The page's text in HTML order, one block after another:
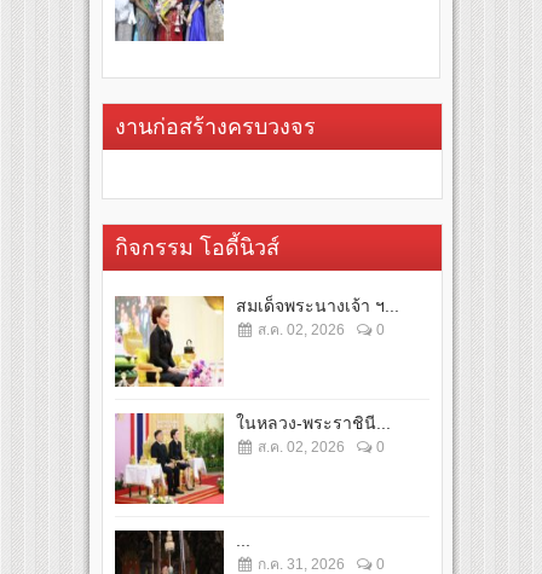
งานก่อสร้างครบวงจร
กิจกรรม โอดี้นิวส์
สมเด็จพระนางเจ้า ฯ...
ส.ค. 02, 2026 0
ในหลวง-พระราชินี...
ส.ค. 02, 2026 0
...
ก.ค. 31, 2026 0